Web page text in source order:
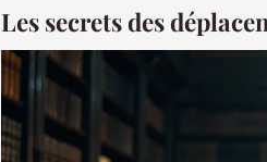
Les secrets des